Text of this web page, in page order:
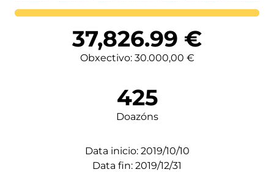
Lortutakoa
37,826.99 €
Obxectivo: 30.000,00 €
425
Doazóns
Data inicio: 2019/10/10
Data fin: 2019/12/31